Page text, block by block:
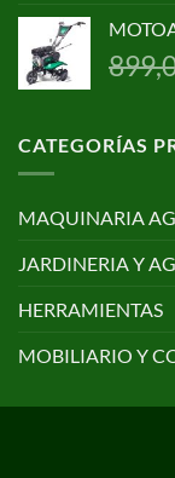
CATEGORÍAS
MAQUINARIA
JARDINERIA Y
HERRAMIENTAS
MOBILIARIO Y